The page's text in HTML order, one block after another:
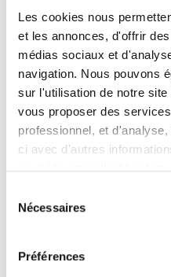
Les cookies nous
et les annonces, d'offrir
médias sociaux et
navigation. Nous pouvons
sur l'utilisation de notre
vous proposer des
professionnel, et
ci avec d'autres
continuez à utiliser notre
Pour en savoir plus sur
Nécessaires
Préférences